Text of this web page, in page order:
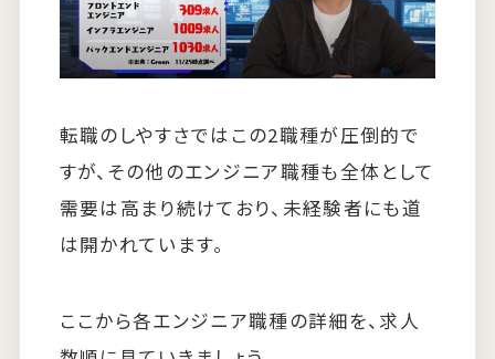
転職のしやすさではこの2職種が圧倒的で
すが、その他のエンジニア職種も全体として
需要は高まり続けており、未経験者にも道
は開かれています。
ここから各エンジニア職種の詳細を、求人